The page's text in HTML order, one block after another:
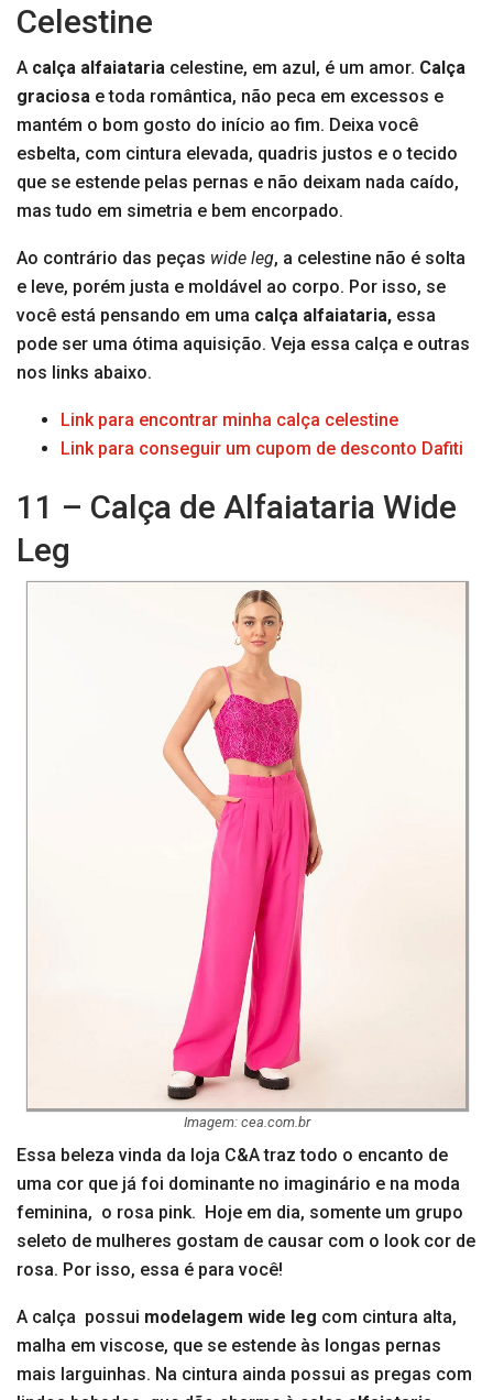
Celestine
A calça alfaiataria celestine, em azul, é um amor. Calça
graciosa e toda romântica, não peca em excessos e
mantém o bom gosto do início ao fim. Deixa você
esbelta, com cintura elevada, quadris justos e o tecido
que se estende pelas pernas e não deixam nada caído,
mas tudo em simetria e bem encorpado.
Ao contrário das peças wide leg, a celestine não é solta
e leve, porém justa e moldável ao corpo. Por isso, se
você está pensando em uma calça alfaiataria, essa
pode ser uma ótima aquisição. Veja essa calça e outras
nos links abaixo.
Link para encontrar minha calça celestine
Link para conseguir um cupom de desconto Dafiti
11 – Calça de Alfaiataria Wide
Leg
Imagem: cea.com.br
Essa beleza vinda da loja C&A traz todo o encanto de
uma cor que já foi dominante no imaginário e na moda
feminina, o rosa pink. Hoje em dia, somente um grupo
seleto de mulheres gostam de causar com o look cor de
rosa. Por isso, essa é para você!
A calça possui modelagem wide leg com cintura alta,
malha em viscose, que se estende às longas pernas
mais larguinhas. Na cintura ainda possui as pregas com